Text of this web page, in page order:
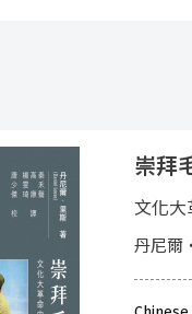
崇拜
文化大
丹尼